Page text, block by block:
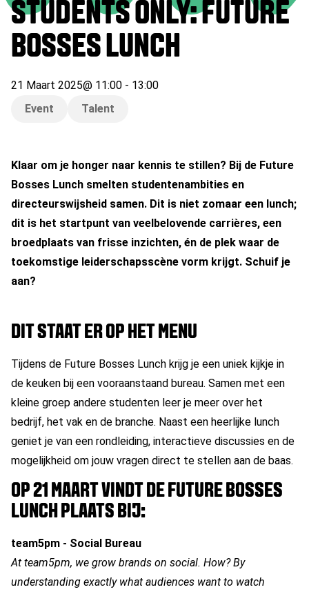
STUDENTS ONLY: FUTURE
BOSSES LUNCH
21 Maart 2025@ 11:00 - 13:00
Event
Talent
Klaar om je honger naar kennis te stillen? Bij de Future
Bosses Lunch smelten studentenambities en
directeurswijsheid samen. Dit is niet zomaar een lunch;
dit is het startpunt van veelbelovende carrières, een
broedplaats van frisse inzichten, én de plek waar de
toekomstige leiderschapsscène vorm krijgt. Schuif je
aan?
DIT STAAT ER OP HET MENU
Tijdens de Future Bosses Lunch krijg je een uniek kijkje in
de keuken bij een vooraanstaand bureau. Samen met een
kleine groep andere studenten leer je meer over het
bedrijf, het vak en de branche. Naast een heerlijke lunch
geniet je van een rondleiding, interactieve discussies en de
mogelijkheid om jouw vragen direct te stellen aan de baas.
OP 21 MAART VINDT DE FUTURE BOSSES
LUNCH PLAATS BIJ:
team5pm - Social Bureau
At team5pm, we grow brands on social. How? By
understanding exactly what audiences want to watch